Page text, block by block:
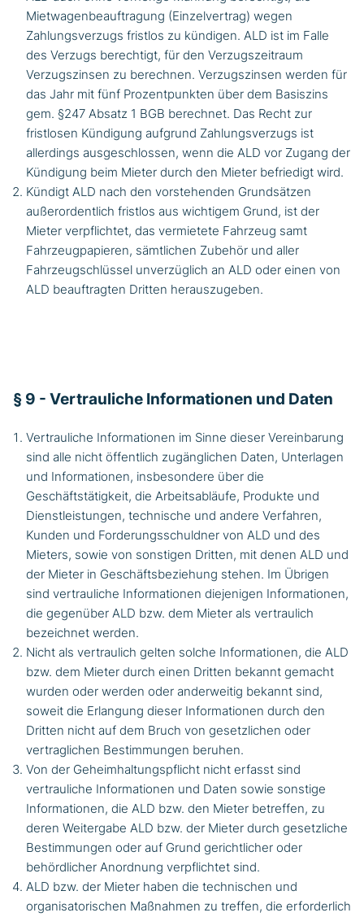
Mietwagenbeauftragung (Einzelvertrag) wegen
Zahlungsverzugs fristlos zu kündigen. ALD ist im Falle
des Verzugs berechtigt, für den Verzugszeitraum
Verzugszinsen zu berechnen. Verzugszinsen werden für
das Jahr mit fünf Prozentpunkten über dem Basiszins
gem. §247 Absatz 1 BGB berechnet. Das Recht zur
fristlosen Kündigung aufgrund Zahlungsverzugs ist
allerdings ausgeschlossen, wenn die ALD vor Zugang der
Kündigung beim Mieter durch den Mieter befriedigt wird.
Kündigt ALD nach den vorstehenden Grundsätzen
außerordentlich fristlos aus wichtigem Grund, ist der
Mieter verpflichtet, das vermietete Fahrzeug samt
Fahrzeugpapieren, sämtlichen Zubehör und aller
Fahrzeugschlüssel unverzüglich an ALD oder einen von
ALD beauftragten Dritten herauszugeben.
§ 9 - Vertrauliche Informationen und Daten
Vertrauliche Informationen im Sinne dieser Vereinbarung
sind alle nicht öffentlich zugänglichen Daten, Unterlagen
und Informationen, insbesondere über die
Geschäftstätigkeit, die Arbeitsabläufe, Produkte und
Dienstleistungen, technische und andere Verfahren,
Kunden und Forderungsschuldner von ALD und des
Mieters, sowie von sonstigen Dritten, mit denen ALD und
der Mieter in Geschäftsbeziehung stehen. Im Übrigen
sind vertrauliche Informationen diejenigen Informationen,
die gegenüber ALD bzw. dem Mieter als vertraulich
bezeichnet werden.
Nicht als vertraulich gelten solche Informationen, die ALD
bzw. dem Mieter durch einen Dritten bekannt gemacht
wurden oder werden oder anderweitig bekannt sind,
soweit die Erlangung dieser Informationen durch den
Dritten nicht auf dem Bruch von gesetzlichen oder
vertraglichen Bestimmungen beruhen.
Von der Geheimhaltungspflicht nicht erfasst sind
vertrauliche Informationen und Daten sowie sonstige
Informationen, die ALD bzw. den Mieter betreffen, zu
deren Weitergabe ALD bzw. der Mieter durch gesetzliche
Bestimmungen oder auf Grund gerichtlicher oder
behördlicher Anordnung verpflichtet sind.
ALD bzw. der Mieter haben die technischen und
organisatorischen Maßnahmen zu treffen, die erforderlich